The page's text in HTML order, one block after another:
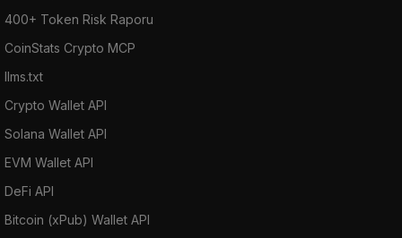
400+ Token Risk Raporu
CoinStats Crypto MCP
llms.txt
Crypto Wallet API
Solana Wallet API
EVM Wallet API
DeFi API
Bitcoin (xPub) Wallet API